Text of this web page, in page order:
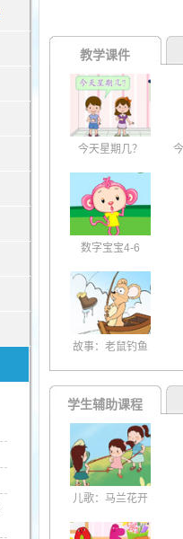
教学课件
今天星期几？
数字宝宝4-6
故事：老鼠钓鱼
学生辅助课程
儿歌：马兰花开